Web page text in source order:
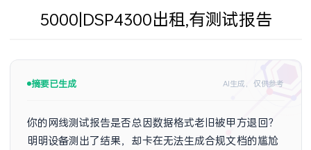
5000|DSP4300出租,有测试报告
摘要已生成 AI生成，仅供参考
你的网线测试报告是否总因数据格式老旧被甲方退回？
明明设备测出了结果，却卡在无法生成合规文档的尴尬